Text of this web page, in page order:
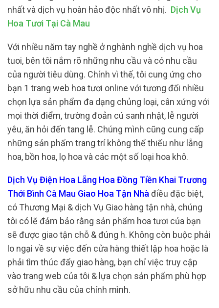
nhất và dịch vụ hoàn hảo độc nhất vô nhị. Dịch Vụ
Hoa Tươi Tại Cà Mau
Với nhiều năm tay nghề ở nghành nghề dịch vụ hoa
tuoi, bên tôi nắm rõ những nhu cầu và có nhu cầu
của người tiêu dùng. Chính vì thế, tôi cung ứng cho
bạn 1 trang web hoa tươi online với tương đối nhiều
chọn lựa sản phẩm đa dạng chủng loại, cân xứng với
mọi thời điểm, trường đoản cú sanh nhật, lễ người
yêu, ăn hỏi đến tang lễ. Chúng mình cũng cung cấp
những sản phẩm trang trí không thể thiếu như lẵng
hoa, bồn hoa, lọ hoa và các một số loại hoa khô.
Dịch Vụ Điện Hoa Lẵng Hoa Đồng Tiền Khai Trương
Thới Bình Cà Mau Giao Hoa Tận Nhà điều đặc biệt,
có Thương Mại & dịch Vụ Giao hàng tận nhà, chúng
tôi có lẽ đảm bảo rằng sản phẩm hoa tươi của bạn
sẽ được giao tận chỗ & đúng h. Không còn buộc phải
lo ngại về sự việc đến cửa hàng thiết lập hoa hoặc là
phải tìm thúc đẩy giao hàng, bạn chỉ việc truy cập
vào trang web của tôi & lựa chọn sản phẩm phù hợp
sở hữu nhu cầu của chính mình.